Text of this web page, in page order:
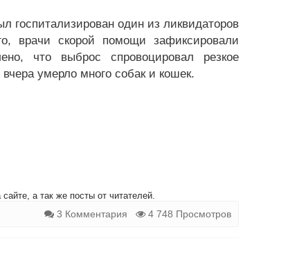
госпитализирован один из ликвидаторов
врачи скорой помощи зафиксировали
что выброс спровоцировал резкое
умерло много собак и кошек.
а так же посты от читателей.
3 Комментария 4 748 Просмотров